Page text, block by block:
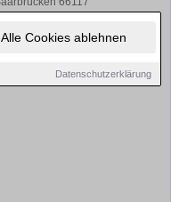
Alle Cookies ablehnen
Datenschutzerklärung